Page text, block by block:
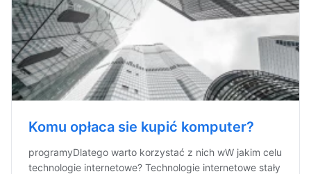
Komu opłaca sie kupić komputer?
programyDlatego warto korzystać z nich wW jakim celu
technologie internetowe? Technologie internetowe stały